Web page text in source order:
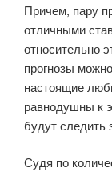
Причем, пару
отличными
относительно
прогнозы
настоящие
равнодушны к
будут следить
Судя по